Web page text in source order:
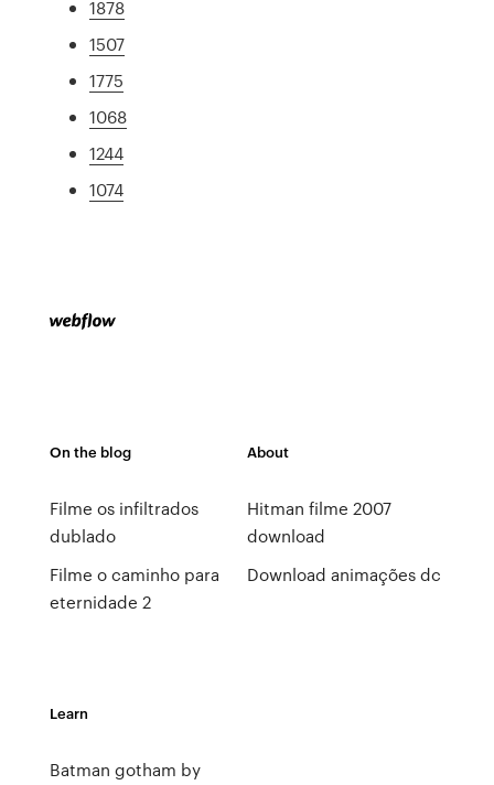
1878
1507
1775
1068
1244
1074
On the blog
Filme os infiltrados
dublado
Filme o caminho para
eternidade 2
About
Hitman filme 2007
download
Download animações dc
Learn
Batman gotham by